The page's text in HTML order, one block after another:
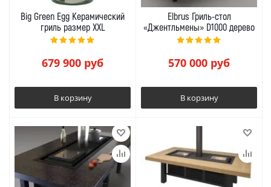
Big Green Egg Керамический
гриль размер XXL
679 900 руб
В корзину
Elbrus Гриль-стол
«Джентльмены» D1000 дерево
570 000 руб
В корзину